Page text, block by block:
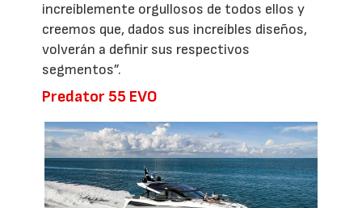
increíblemente orgullosos de todos ellos y
creemos que, dados sus increíbles diseños,
volverán a definir sus respectivos
segmentos”.
Predator 55 EVO